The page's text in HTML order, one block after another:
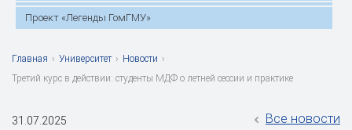
Проект «Легенды ГомГМУ»
Главная › Университет › Новости ›
Третий курс в действии: студенты МДФ о летней сессии и практике
31.07.2025 Все новости